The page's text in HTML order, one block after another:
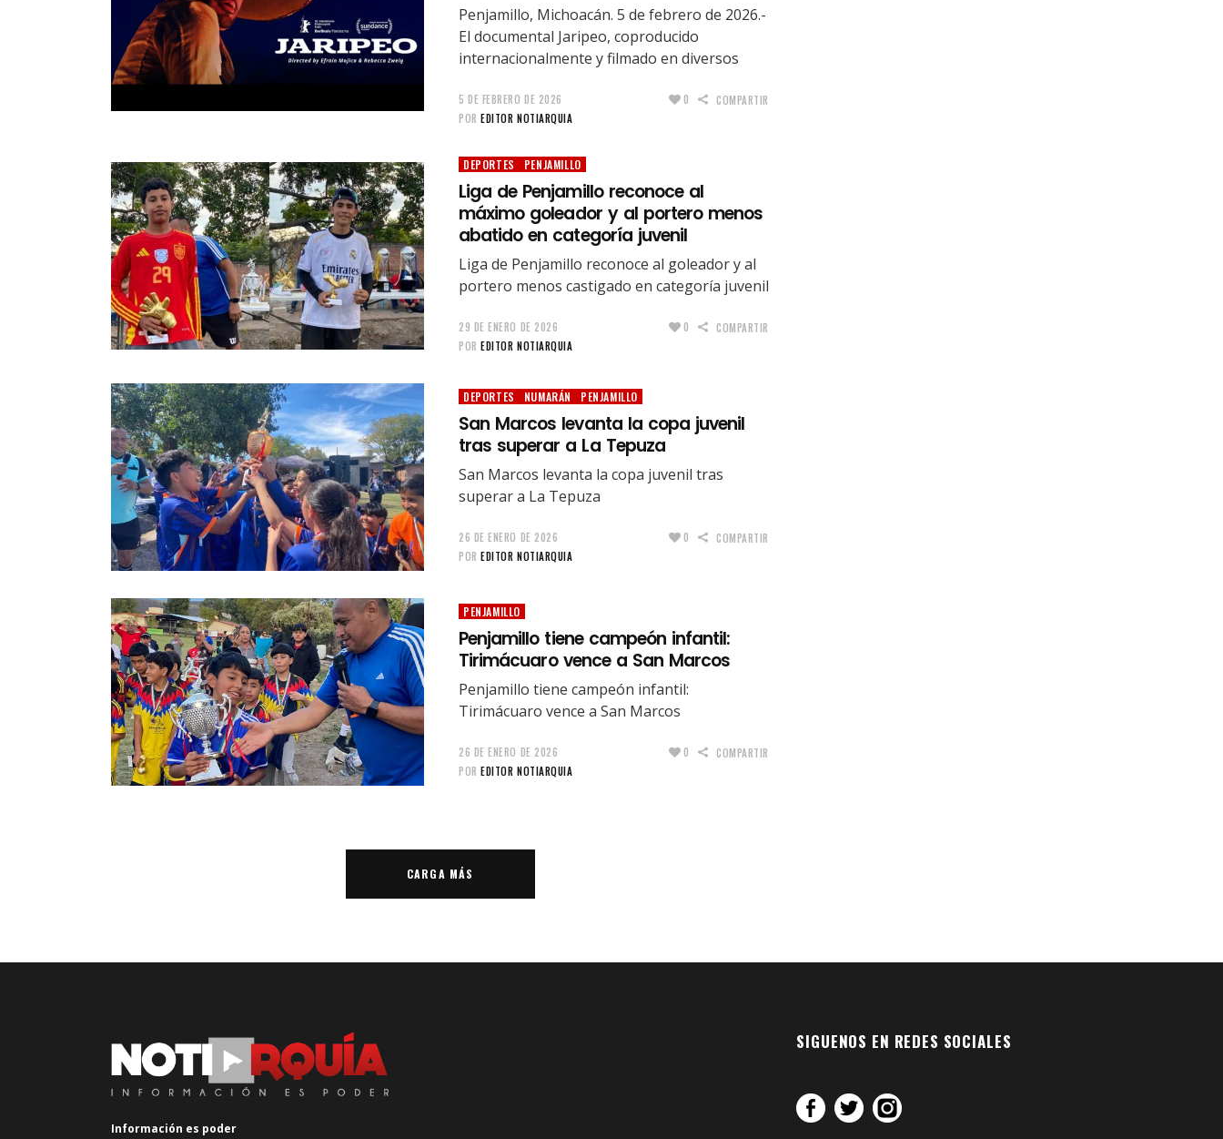
Penjamillo, Michoacán. 5 de febrero de 2026.-
El documental Jaripeo, coproducido
internacionalmente y filmado en diversos
5 DE FEBRERO DE 2026
POR EDITOR NOTIARQUIA
0 COMPARTIR
DEPORTES PENJAMILLO
Liga de Penjamillo reconoce al
máximo goleador y al portero menos
abatido en categoría juvenil
Liga de Penjamillo reconoce al goleador y al
portero menos castigado en categoría juvenil
29 DE ENERO DE 2026
POR EDITOR NOTIARQUIA
0 COMPARTIR
DEPORTES NUMARÁN PENJAMILLO
San Marcos levanta la copa juvenil
tras superar a La Tepuza
San Marcos levanta la copa juvenil tras
superar a La Tepuza
26 DE ENERO DE 2026
POR EDITOR NOTIARQUIA
0 COMPARTIR
PENJAMILLO
Penjamillo tiene campeón infantil:
Tirimácuaro vence a San Marcos
Penjamillo tiene campeón infantil:
Tirimácuaro vence a San Marcos
26 DE ENERO DE 2026
POR EDITOR NOTIARQUIA
0 COMPARTIR
CARGA MÁS
Información es poder
SIGUENOS EN REDES SOCIALES